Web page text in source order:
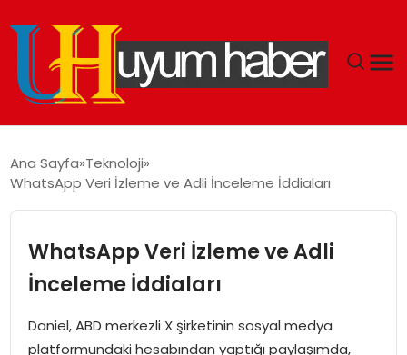
EKONOMI
SIYASET
DÜNYA
SPOR
Ana Sayfa Teknoloji
WhatsApp Veri İzleme ve Adli İnceleme İddiaları
WhatsApp Veri İzleme ve Adli
İnceleme İddiaları
Daniel, ABD merkezli X şirketinin sosyal medya
platformundaki hesabından yaptığı paylaşımda,